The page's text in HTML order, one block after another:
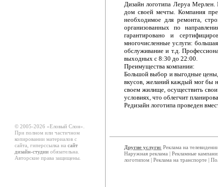
Дизайн логотипа Леруа
дом своей мечты. Компания
необходимое для ремонта,
организованных по
гарантировано и
многочисленные услуги:
обслуживание и т.д.
выходных с 8:30 до 22:00.
Преимущества компании:
Большой выбор и выгодные цены,
вкусов, желаний каждый мог бы
своем жилище, осуществить
условиях, что облегчит
Редизайн логотипа проведен
© 2005-2026 «Еловый Cлон».
При полном или частичном
копировании материалов с
сайта, гиперссылка на сайт
дизайн-студии обязательна.
Авторские права защищены.
Другие услуги: Реклама на
Наружная реклама | Рекламные
логотипом | Реклама на транспорте |